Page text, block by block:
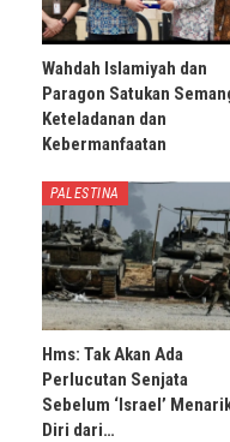
Wahdah Islamiyah dan
Paragon Satukan
Keteladanan dan
Kebermanfaatan
PALESTINA
Hms: Tak Akan Ada
Perlucutan Senjata
Sebelum ‘Israel’
Diri dari…